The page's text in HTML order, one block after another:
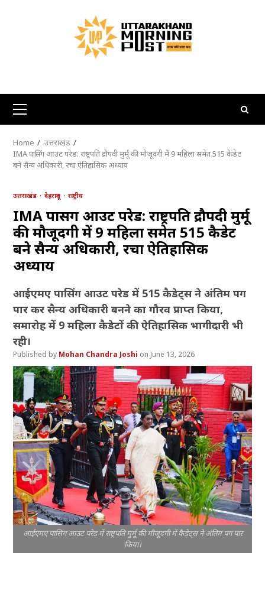
Primary
Menu
Home
उत्तराखंड
IMA पासिंग आउट परेड: राष्ट्रपति द्रौपदी मुर्मू की मौजूदगी में 9 महिला समेत 515 कैडेट
बने सैन्य अधिकारी, रचा ऐतिहासिक अध्याय
उत्तराखंड देहरादून राष्ट्रीय
IMA पासिंग आउट परेड: राष्ट्रपति द्रौपदी मुर्मू
की मौजूदगी में 9 महिला समेत 515 कैडेट
बने सैन्य अधिकारी, रचा ऐतिहासिक
अध्याय
आईएमए पासिंग आउट परेड में 515 कैडेट्स ने अंतिम पग
पार कर सैन्य अधिकारी बनने का गौरव प्राप्त किया,
समारोह में 9 महिला कैडेटों की ऐतिहासिक भागीदारी भी
रही।
Mohan Chandra Joshi June 13, 2026
आईएमए पासिंग आउट परेड में राष्ट्रपति मुर्मू की मौजूदगी में कैडेट्स ने अंतिम पग पार
किया।